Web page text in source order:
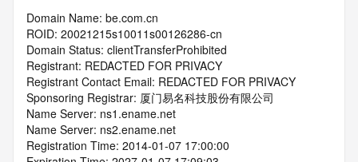
Domain Name: be.com.cn
ROID: 20021215s10011s00126286-cn
Domain Status: clientTransferProhibited
Registrant: REDACTED FOR PRIVACY
Registrant Contact Email: REDACTED FOR PRIVACY
Sponsoring Registrar: 厦门易名科技股份有限公司
Name Server: ns1.ename.net
Name Server: ns2.ename.net
Registration Time: 2014-01-07 17:00:00